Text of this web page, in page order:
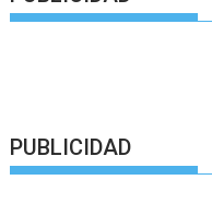
PUBLICIDAD